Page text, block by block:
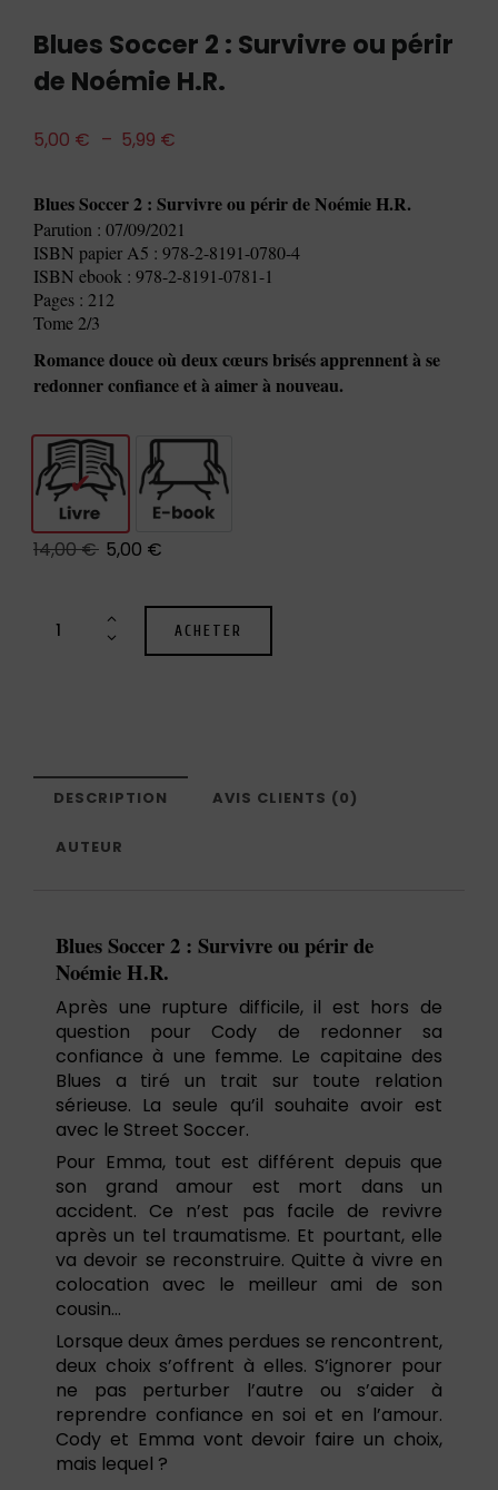
Blues Soccer 2 : Survivre ou périr
de Noémie H.R.
5,00 € – 5,99 €
Blues Soccer 2 : Survivre ou périr de Noémie H.R.
Parution : 07/09/2021
ISBN papier A5 : 978-2-8191-0780-4
ISBN ebook : 978-2-8191-0781-1
Pages : 212
Tome 2/3
Romance douce où deux cœurs brisés apprennent à se
redonner confiance et à aimer à nouveau.
Livre E-book
14,00€ 5,00 €
ACHETER
DESCRIPTION AVIS CLIENTS (0)
AUTEUR
Blues Soccer 2 : Survivre ou périr de
Noémie H.R.
Après une rupture difficile, il est hors de
question pour Cody de redonner sa
confiance à une femme. Le capitaine des
Blues a tiré un trait sur toute relation
sérieuse. La seule qu’il souhaite avoir est
avec le Street Soccer.
Pour Emma, tout est différent depuis que
son grand amour est mort dans un
accident. Ce n’est pas facile de revivre
après un tel traumatisme. Et pourtant, elle
va devoir se reconstruire. Quitte à vivre en
colocation avec le meilleur ami de son
cousin…
Lorsque deux âmes perdues se rencontrent,
deux choix s’offrent à elles. S’ignorer pour
ne pas perturber l’autre ou s’aider à
reprendre confiance en soi et en l’amour.
Cody et Emma vont devoir faire un choix,
mais lequel ?